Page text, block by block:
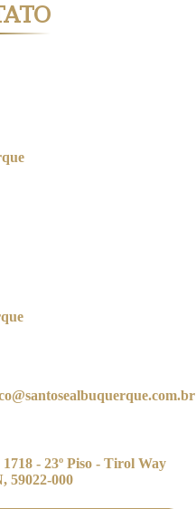
- 23º Piso - Tirol Way
59022-000